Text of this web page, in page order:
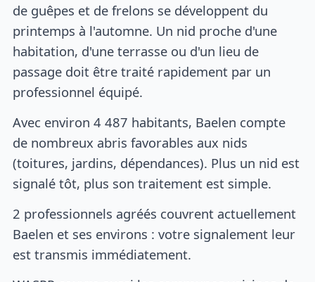
de guêpes et de frelons se développent du
printemps à l'automne. Un nid proche d'une
habitation, d'une terrasse ou d'un lieu de
passage doit être traité rapidement par un
professionnel équipé.
Avec environ 4 487 habitants, Baelen compte
de nombreux abris favorables aux nids
(toitures, jardins, dépendances). Plus un nid est
signalé tôt, plus son traitement est simple.
2 professionnels agréés couvrent actuellement
Baelen et ses environs : votre signalement leur
est transmis immédiatement.